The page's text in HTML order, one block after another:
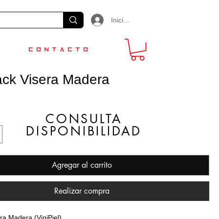
Iniciar sesión
CONTACTO
Visera Madera
Agregar al carrito
Realizar compra
Madera (ViniPiel)
CONSULTA
DISPONIBILIDAD